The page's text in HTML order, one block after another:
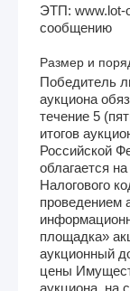
ЭТП: www.lot-
сообщению
Размер и
Победитель
аукциона
течение 5
итогов
Российской
облагается
Налогового
проведением
площадка»
аукционный
цены